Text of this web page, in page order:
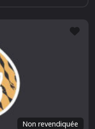
Non revendiquée